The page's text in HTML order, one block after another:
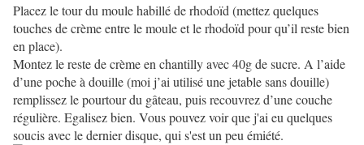
Placez le tour du moule habillé de rhodoïd (mettez quelques
touches de crème entre le moule et le rhodoïd pour qu’il reste bien
en place).
Montez le reste de crème en chantilly avec 40g de sucre. A l’aide
d’une poche à douille (moi j’ai utilisé une jetable sans douille)
remplissez le pourtour du gâteau, puis recouvrez d’une couche
régulière. Egalisez bien. Vous pouvez voir que j'ai eu quelques
soucis avec le dernier disque, qui s'est un peu émiété.